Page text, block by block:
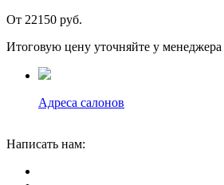
От 22150 руб.
Итоговую цену уточняйте у менеджера
Адреса салонов
Написать нам: